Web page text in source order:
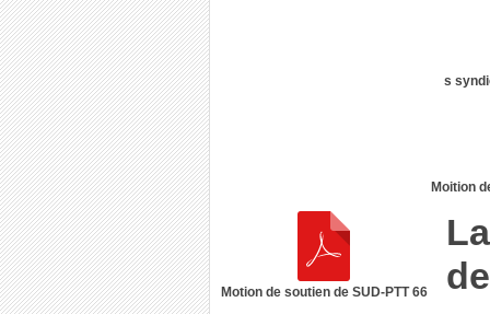
s
Moition
Motion de soutien de SUD-PTT 66